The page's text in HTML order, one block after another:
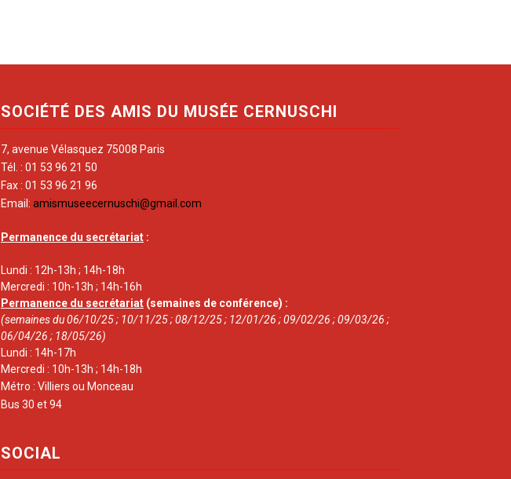
SOCIÉTÉ DES AMIS DU MUSÉE CERNUSCHI
7, avenue Vélasquez 75008 Paris
Tél. : 01 53 96 21 50
Fax : 01 53 96 21 96
Email: amismuseecernuschi@gmail.com
Permanence du secrétariat :
Lundi : 12h-13h ; 14h-18h
Mercredi : 10h-13h ; 14h-16h
Permanence du secrétariat (semaines de conférence) :
(semaines du 06/10/25 ; 10/11/25 ; 08/12/25 ; 12/01/26 ; 09/02/26 ; 09/03/26 ;
06/04/26 ; 18/05/26)
Lundi : 14h-17h
Mercredi : 10h-13h ; 14h-18h
Métro : Villiers ou Monceau
Bus 30 et 94
SOCIAL